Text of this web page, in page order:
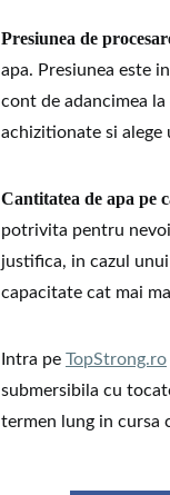
Presiunea de
apa. Presiunea este
cont de adancimea
achizitionate si alege
Cantitatea de apa pe
potrivita pentru
justifica, in cazul
capacitate cat mai
Intra pe TopStrong.ro
submersibila cu
termen lung in cursa